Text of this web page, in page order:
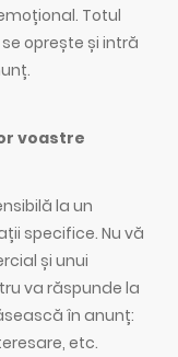
Totul
oprește și intră
voastre
la un
specifice. Nu vă
și unui
va răspunde la
în anunț:
etc.